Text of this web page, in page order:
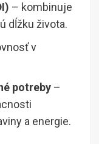
– kombinuje
dĺžku života.
v
potreby –
a energie.